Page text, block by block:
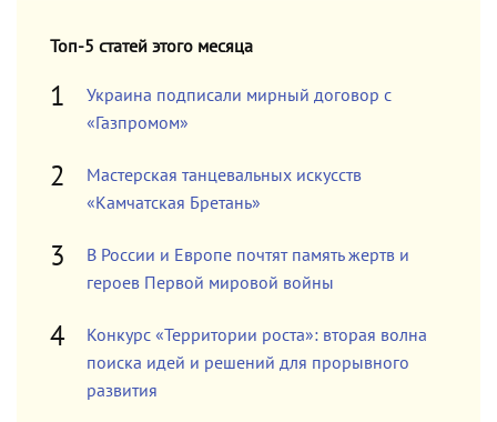
Топ-5 статей этого месяца
Украина подписали мирный договор с
«Газпромом»
Мастерская танцевальных искусств
«Камчатская Бретань»
В России и Европе почтят память жертв и
героев Первой мировой войны
Конкурс «Территории роста»: вторая волна
поиска идей и решений для прорывного
развития